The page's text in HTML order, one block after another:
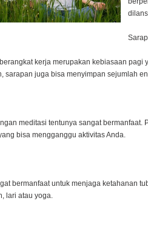
kerja merupakan kebiasaan pagi
sarapan juga bisa menyimpan sejumlah
meditasi tentunya sangat bermanfaat.
bisa mengganggu aktivitas Anda.
bermanfaat untuk menjaga ketahanan
lari atau yoga.